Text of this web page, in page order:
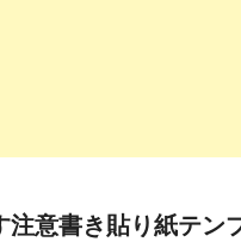
意書き貼り紙テン